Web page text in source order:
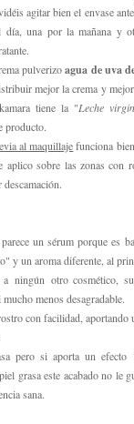
agitar bien el envase
día, una por la mañana y
pulverizoagua de uva
mejor la crema y
tiene la "Leche
producto.
al maquillajefunciona
sobre las zonas con
descamación.
un sérum porque es
y un aroma diferente, al
a ningún otro cosmético,
menos desagradable.
con facilidad, aportando
pero si aporta un efecto
grasa este acabado no le
sana.